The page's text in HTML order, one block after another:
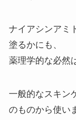
ナイアシンアミ
塗るかにも、
薬理学的な必然
一般的なスキン
のものから使い